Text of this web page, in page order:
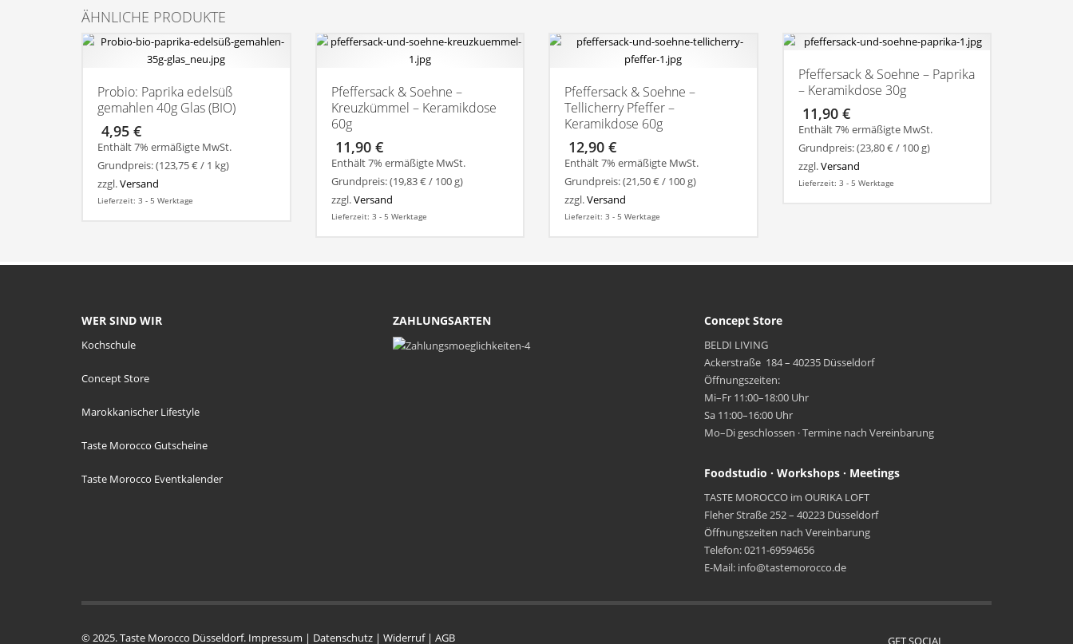
ÄHNLICHE PRODUKTE
Probio: Paprika edelsüß
gemahlen 40g Glas (BIO)
4,95 €
Enthält 7% ermäßigte MwSt.
Grundpreis: (123,75€ / 1 kg)
zzgl.Versand
Lieferzeit: 3 - 5 Werktage
Pfeffersack & Soehne –
Kreuzkümmel – Keramikdose
60g
11,90 €
Enthält 7% ermäßigte MwSt.
Grundpreis: (19,83€ / 100 g)
zzgl.Versand
Lieferzeit: 3 - 5 Werktage
Pfeffersack & Soehne –
Tellicherry Pfeffer –
Keramikdose 60g
12,90 €
Enthält 7% ermäßigte MwSt.
Grundpreis: (21,50€ / 100 g)
zzgl.Versand
Lieferzeit: 3 - 5 Werktage
Pfeffersack & Soehne – Paprika
– Keramikdose 30g
11,90 €
Enthält 7% ermäßigte MwSt.
Grundpreis: (23,80€ / 100 g)
zzgl.Versand
Lieferzeit: 3 - 5 Werktage
WER SIND WIR
Kochschule
Concept Store
Marokkanischer Lifestyle
Taste Morocco Gutscheine
Taste Morocco Eventkalender
ZAHLUNGSARTEN Concept Store
BELDI LIVING
Ackerstraße 184 – 40235 Düsseldorf
Öffnungszeiten:
Mi–Fr 11:00–18:00 Uhr
Sa 11:00–16:00 Uhr
Mo–Di geschlossen · Termine nach Vereinbarung
Foodstudio · Workshops · Meetings
TASTE MOROCCO im OURIKA LOFT
Fleher Straße 252 – 40223 Düsseldorf
Öffnungszeiten nach Vereinbarung
Telefon: 0211-69594656
E-Mail: info@tastemorocco.de
GET SOCIAL
© 2025. Taste Morocco Düsseldorf. Impressum | Datenschutz | Widerruf| AGB